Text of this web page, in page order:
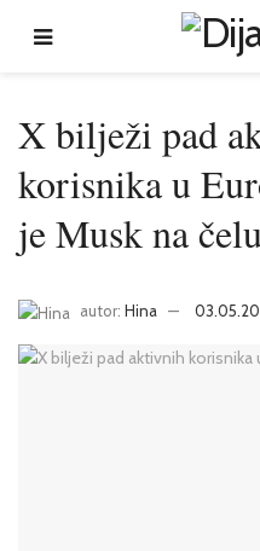
X bilježi pad
korisnika u
je Musk na
autor: Hina